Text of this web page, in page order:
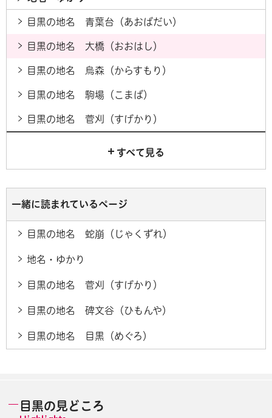
目黒の地名 青葉台（あおばだい）
目黒の地名 大橋（おおはし）
目黒の地名 烏森（からすもり）
目黒の地名 駒場（こまば）
目黒の地名 菅刈（すげかり）
すべて見る
一緒に読まれているページ
目黒の地名 蛇崩（じゃくずれ）
地名・ゆかり
目黒の地名 菅刈（すげかり）
目黒の地名 碑文谷（ひもんや）
目黒の地名 目黒（めぐろ）
目黒の見どころ